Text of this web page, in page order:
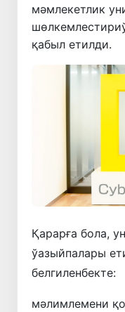
мәмлекетлик
қабыл етилди.
Қарарға бола,
ўазыйпалары
белгиленбекте:
мәлимлемени